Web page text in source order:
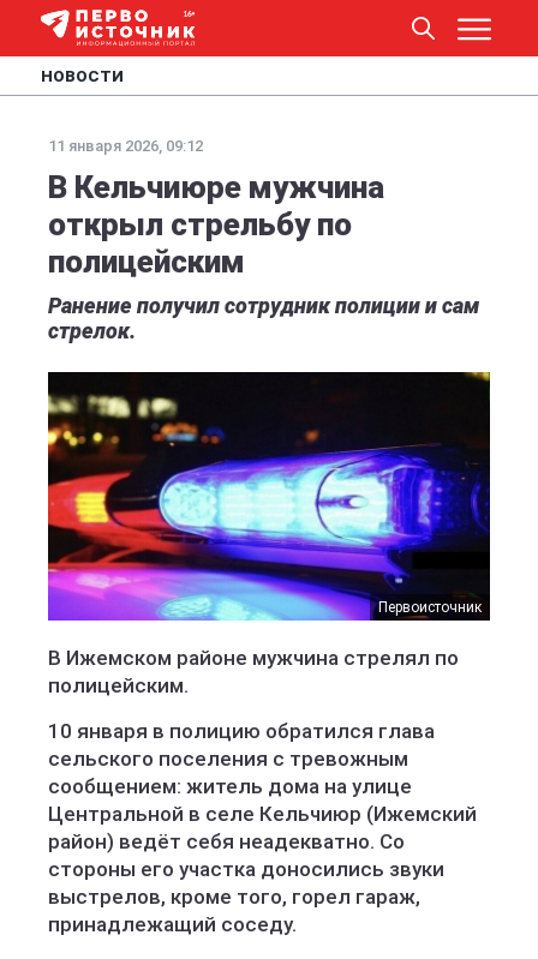
НОВОСТИ
11 января 2026, 09:12
В Кельчиюре мужчина
открыл стрельбу по
полицейским
Ранение получил сотрудник полиции и сам
стрелок.
Первоисточник
В Ижемском районе мужчина стрелял по
полицейским.
10 января в полицию обратился глава
сельского поселения с тревожным
сообщением: житель дома на улице
Центральной в селе Кельчиюр (Ижемский
район) ведёт себя неадекватно. Со
стороны его участка доносились звуки
выстрелов, кроме того, горел гараж,
принадлежащий соседу.